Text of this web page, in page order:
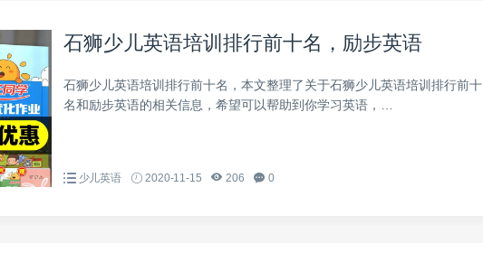
石狮少儿英语培训排行前十名，励步英语
石狮少儿英语培训排行前十名，本文整理了关于石狮少儿英语培训排行前十
名和励步英语的相关信息，希望可以帮助到你学习英语，…
少儿英语 2020-11-15 206 0